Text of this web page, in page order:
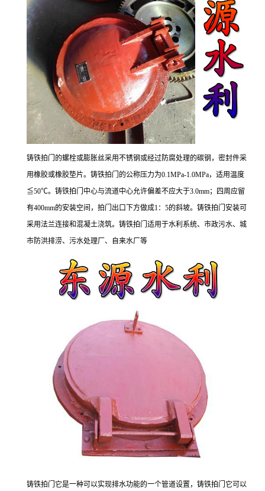
铸铁拍门的螺栓或膨胀丝采用不锈钢或经过防腐处理的碳钢，密封件采
用橡胶或橡胶垫片。铸铁拍门的公称压力为0.1MPa-1.0MPa，适用温度
≦50℃。铸铁拍门中心与流道中心允许偏差不应大于3.0mm；四周应留
有400mm的安装空间，拍门出口下方做成1：5的斜坡。铸铁拍门安装可
采用法兰连接和混凝土浇筑。铸铁拍门适用于水利系统、市政污水、城
市防洪排涝、污水处理厂、自来水厂等
铸铁拍门它是一种可以实现排水功能的一个管道设置，铸铁拍门它可以